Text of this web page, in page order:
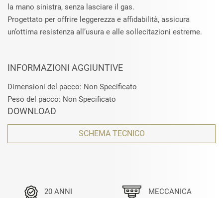
la mano sinistra, senza lasciare il gas.
Progettato per offrire leggerezza e affidabilità, assicura
un’ottima resistenza all’usura e alle sollecitazioni estreme.
INFORMAZIONI AGGIUNTIVE
Dimensioni del pacco: Non Specificato
Peso del pacco: Non Specificato
DOWNLOAD
SCHEMA TECNICO
20 ANNI
MECCANICA